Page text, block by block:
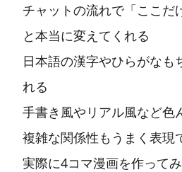
チャットの流れで「ここだ
と本当に変えてくれる
日本語の漢字やひらがなも
れる
手書き風やリアル風など色
複雑な関係性もうまく表現
実際に4コマ漫画を作って